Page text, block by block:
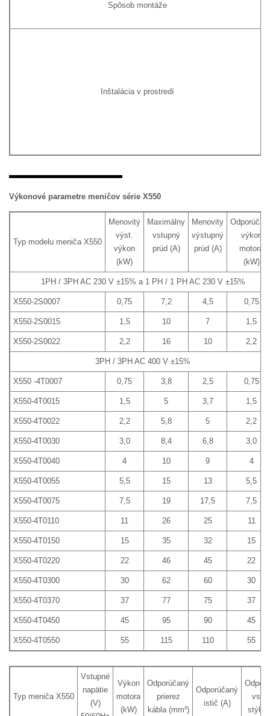
Spôsob montáže
Inštalácia v prostredí
Výkonové parametre meničov série X550
Typ modelu meniča X550
Menovitý
výst.
výkon
(kW)
Maximálny
vstupný
prúd (A)
Menovity
výstupný
prúd (A)
výkon
motora
(kW)
1PH / 3PH AC 230 V ±15% a 1 PH / 1 PH AC 230 V ±15%
X550-2S0007 0,75 7,2 4,5 0,75
X550-2S0015 1,5 10 7 1,5
X550-2S0022 2,2 16 10 2,2
3PH / 3PH AC 400 V ±15%
X550 -4T0007 0,75 3,8 2,5 0,75
X550-4T0015 1,5 5 3,7 1,5
X550-4T0022 2,2 5,8 5 2,2
X550-4T0030 3,0 8,4 6,8 3,0
X550-4T0040 4 10 9 4
X550-4T0055 5,5 15 13 5,5
X550-4T0075 7,5 19 17,5 7,5
X550-4T0110 11 26 25 11
X550-4T0150 15 35 32 15
X550-4T0220 22 46 45 22
X550-4T0300 30 62 60 30
X550-4T0370 37 77 75 37
X550-4T0450 45 95 90 45
X550-4T0550 55 115 110 55
Typ meniča X550
Vstupné
napätie
(V)
Výkon
motora
(kW)
Odporúčaný
prierez
kábla (mm²)
Odporúčaný
istič (A)